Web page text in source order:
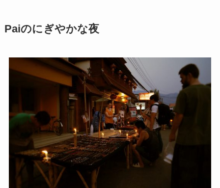
Paiのにぎやかな夜